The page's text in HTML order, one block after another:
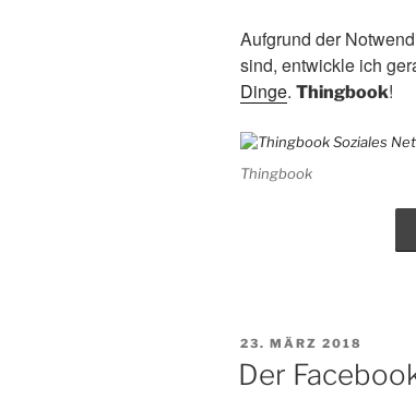
Aufgrund der
sind, entwickle ich
Dinge. Thingbook!
Thingbook
VERÖFFENTLICHT
AM
23. MÄRZ 2018
Der